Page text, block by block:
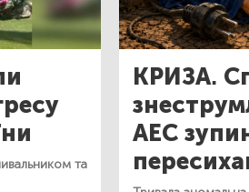
та
КРИЗА.
АЕС